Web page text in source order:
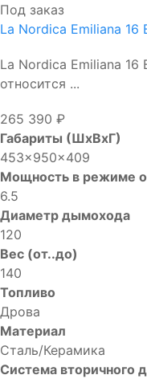
Под заказ
La Nordica Emiliana
La Nordica Emiliana
относится ...
265 390 ₽
Габариты (ШхВхГ)
453x950x409
Мощность в режиме
6.5
Диаметр дымохода
120
Вес (от..до)
140
Топливо
Дрова
Материал
Сталь/Керамика
Система вторичного